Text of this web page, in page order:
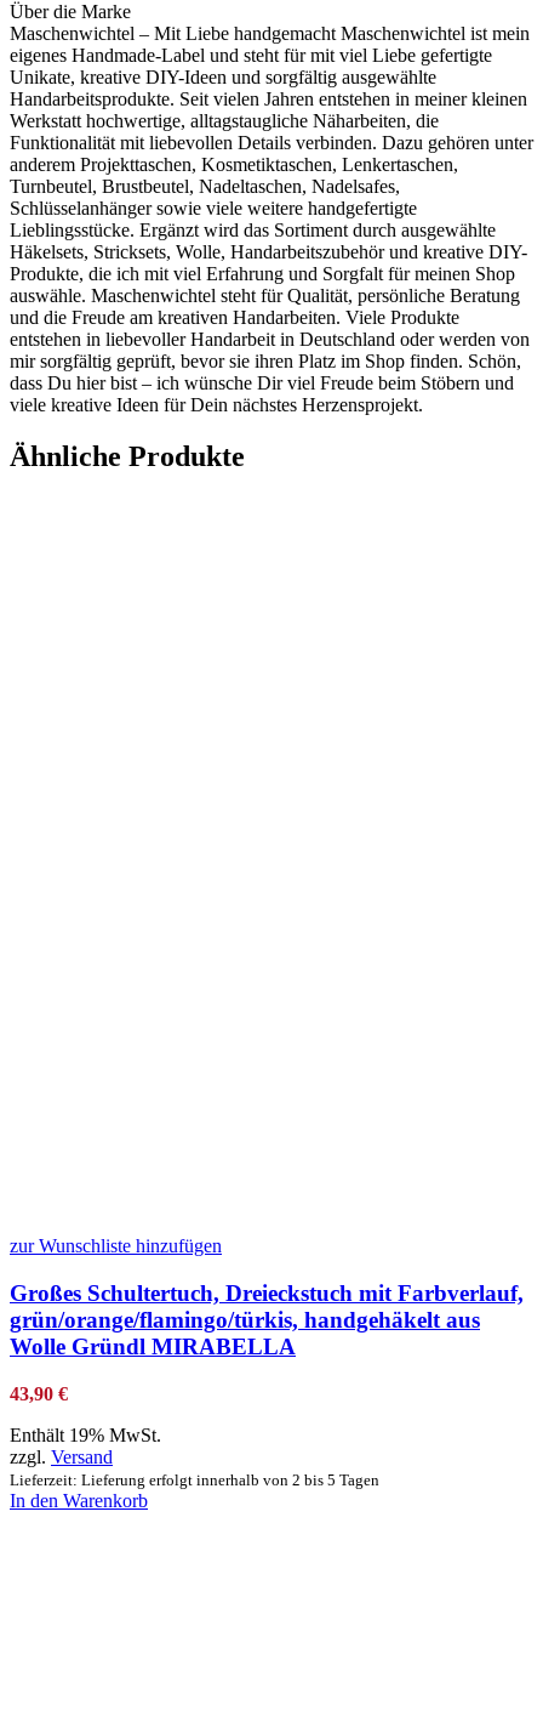
Über die Marke
Maschenwichtel – Mit Liebe handgemacht Maschenwichtel ist mein
eigenes Handmade-Label und steht für mit viel Liebe gefertigte
Unikate, kreative DIY-Ideen und sorgfältig ausgewählte
Handarbeitsprodukte. Seit vielen Jahren entstehen in meiner kleinen
Werkstatt hochwertige, alltagstaugliche Näharbeiten, die
Funktionalität mit liebevollen Details verbinden. Dazu gehören unter
anderem Projekttaschen, Kosmetiktaschen, Lenkertaschen,
Turnbeutel, Brustbeutel, Nadeltaschen, Nadelsafes,
Schlüsselanhänger sowie viele weitere handgefertigte
Lieblingsstücke. Ergänzt wird das Sortiment durch ausgewählte
Häkelsets, Stricksets, Wolle, Handarbeitszubehör und kreative DIY-
Produkte, die ich mit viel Erfahrung und Sorgfalt für meinen Shop
auswähle. Maschenwichtel steht für Qualität, persönliche Beratung
und die Freude am kreativen Handarbeiten. Viele Produkte
entstehen in liebevoller Handarbeit in Deutschland oder werden von
mir sorgfältig geprüft, bevor sie ihren Platz im Shop finden. Schön,
dass Du hier bist – ich wünsche Dir viel Freude beim Stöbern und
viele kreative Ideen für Dein nächstes Herzensprojekt.
Ähnliche Produkte
zur Wunschliste hinzufügen
Großes Schultertuch, Dreieckstuch mit Farbverlauf,
grün/orange/flamingo/türkis, handgehäkelt aus
Wolle Gründl MIRABELLA
43,90 €
Enthält 19% MwSt.
zzgl. Versand
Lieferzeit: Lieferung erfolgt innerhalb von 2 bis 5 Tagen
In den Warenkorb